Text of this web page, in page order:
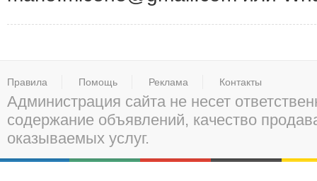
Правила Помощь Реклама Контакты
Администрация сайта не несет
содержание объявлений, качество
оказываемых услуг.